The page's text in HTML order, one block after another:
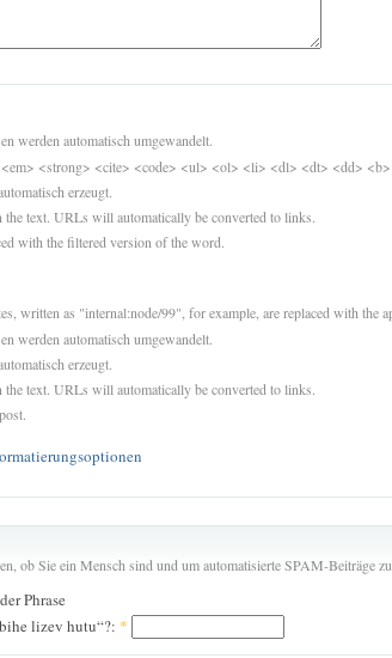
werden automatisch umgewandelt.
<strong> <cite> <code> <ul> <ol> <li> <dl> <dt> <dd> <b>
erzeugt.
text. URLs will automatically be converted to links.
with the filtered version of the word.
written as "internal:node/99", for example, are replaced with the
werden automatisch umgewandelt.
erzeugt.
text. URLs will automatically be converted to links.
ob Sie ein Mensch sind und um automatisierte SPAM-Beiträge
Phrase
lizev hutu“?: *